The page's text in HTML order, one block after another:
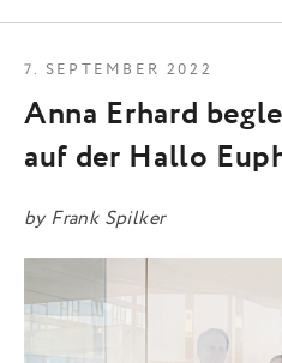
Anna Erhard
auf der Hallo
by Frank Spilker
7. SEPTEMBER 2022